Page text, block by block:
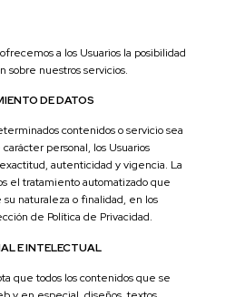
a los Usuarios la posibilidad
sobre nuestros servicios.
DE DATOS
contenidos o servicio sea
personal, los Usuarios
autenticidad y vigencia. La
el tratamiento automatizado que
naturaleza o finalidad, en los
de Política de Privacidad.
E INTELECTUAL
que todos los contenidos que se